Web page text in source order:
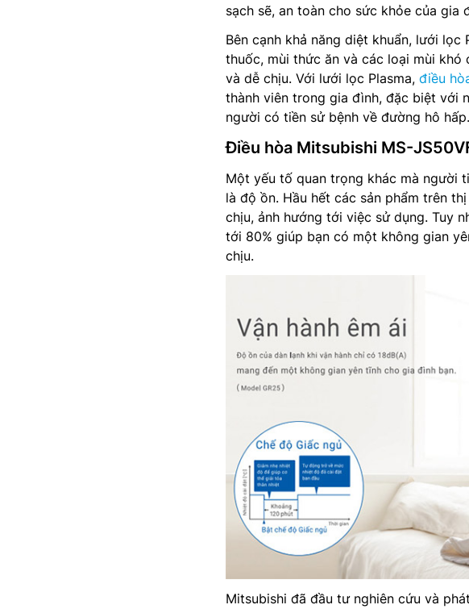
sạch sẽ, an toàn cho sức khỏe của gia
Bên cạnh khả năng diệt khuẩn, lưới
thuốc, mùi thức ăn và các loại mùi
và dễ chịu. Với lưới lọc Plasma, điều
thành viên trong gia đình, đặc biệt với
người có tiền sử bệnh về đường hô hấp.
Điều hòa Mitsubishi MS-
Một yếu tố quan trọng khác mà người
là độ ồn. Hầu hết các sản phẩm trên
chịu, ảnh hướng tới việc sử dụng. Tuy
tới 80% giúp bạn có một không gian
chịu.
Mitsubishi đã đầu tư nghiên cứu và